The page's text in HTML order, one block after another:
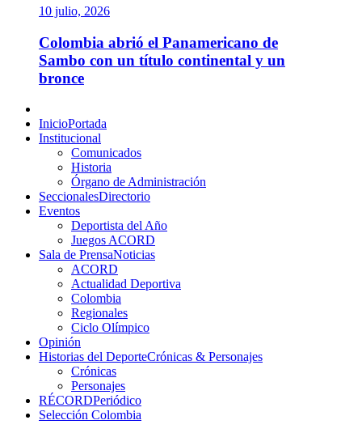
10 julio, 2026
Colombia abrió el Panamericano de
Sambo con un título continental y un
bronce
Menú
principalInicioPortada
Institucional
Comunicados
Historia
Órgano de Administración
SeccionalesDirectorio
Eventos
Deportista del Año
Juegos ACORD
Sala de PrensaNoticias
ACORD
Actualidad Deportiva
Colombia
Regionales
Ciclo Olímpico
Opinión
Historias del DeporteCrónicas & Personajes
Crónicas
Personajes
RÉCORDPeriódico
Selección Colombia